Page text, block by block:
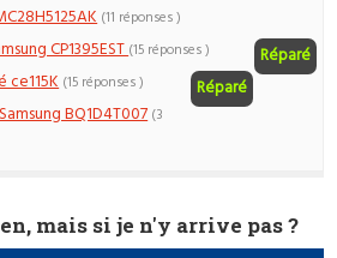
(11 réponses )
CP1395EST Réparé
(15 réponses )
ce115K Réparé
(15 réponses )
BQ1D4T007 (3
mais si je n'y arrive pas ?